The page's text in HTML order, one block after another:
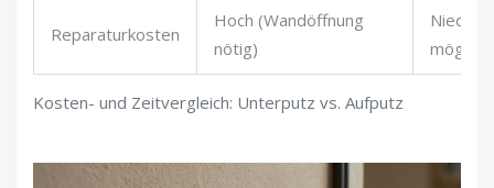
Kosten- und Zeitvergleich: Unterputz vs. Aufputz
Reparaturkosten
Hoch (Wandöffnung
nötig)
Niedrig
möglich)